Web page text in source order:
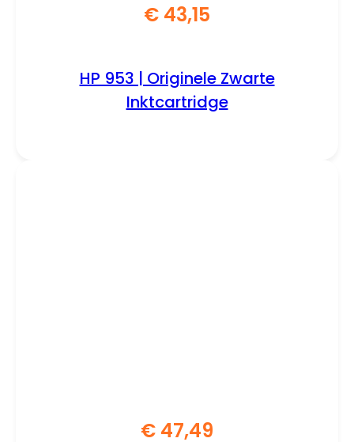
€ 43,15
HP 953 | Originele Zwarte
Inktcartridge
€ 47,49